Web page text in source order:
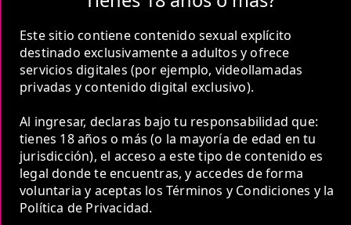
Este sitio contiene contenido sexual explícito
destinado exclusivamente a adultos y ofrece
servicios digitales (por ejemplo, videollamadas
privadas y contenido digital exclusivo).
Al ingresar, declaras bajo tu responsabilidad que:
tienes 18 años o más (o la mayoría de edad en tu
jurisdicción), el acceso a este tipo de contenido es
legal donde te encuentras, y accedes de forma
voluntaria y aceptas los Términos y Condiciones y la
Política de Privacidad.
2 Horas
5 Horas